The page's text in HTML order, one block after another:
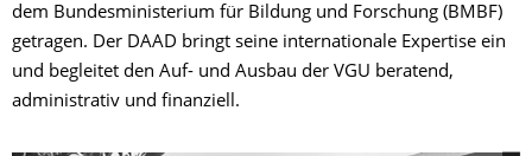
dem Bundesministerium für Bildung und Forschung (BMBF)
getragen. Der DAAD bringt seine internationale Expertise ein
und begleitet den Auf- und Ausbau der VGU beratend,
administrativ und finanziell.